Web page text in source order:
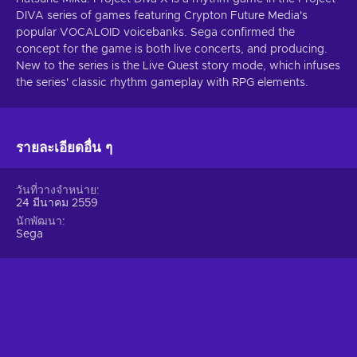
DIVA series of games featuring Crypton Future Media's
popular VOCALOID voicebanks. Sega confirmed the
concept for the game is both live concerts, and producing.
New to the series is the Live Quest story mode, which infuses
the series' classic rhythm gameplay with RPG elements.
รายละเอียดอื่น ๆ
วันที่วางจำหน่าย
24 มีนาคม 2559
นักพัฒนา
Sega